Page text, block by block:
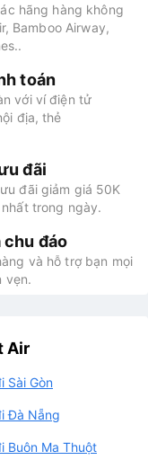
hãng hàng không
Bamboo Airway,
toán
với ví điện tử
địa, thẻ
đãi
đãi giảm giá 50K
trong ngày.
chu đáo
và hỗ trợ bạn mọi
vẹn.
Air
Sài Gòn
Đà Nẵng
Buôn Ma Thuột